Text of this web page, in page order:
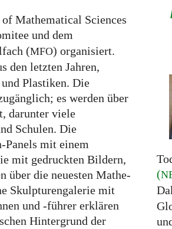
Mathematical Sciences
und dem
(MFO) organisiert.
den letzten Jahren,
Plastiken. Die
es werden über
darunter viele
Schulen. Die
Panels mit einem
mit gedruckten Bildern,
die neuesten Mathe-
Skulpturengalerie mit
und -führer erklären
Hintergrund der
(